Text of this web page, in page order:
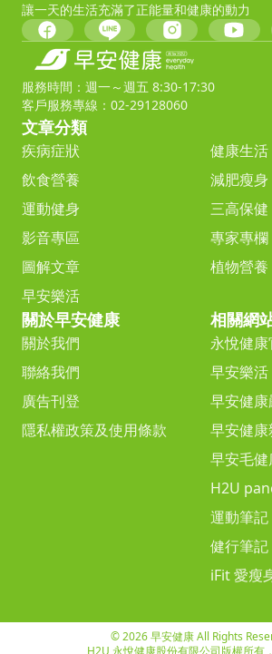
讓一天的生活充滿了正能量和健康的動力
服務時間：週一～週五 8:30-17:30
客戶服務專線：02-29128060
文章分類
疾病症狀
健康生活
飲食營養
減肥瘦身
運動健身
三高保健
影音專區
專家專欄
圖解文章
植物營養
早安樂活
關於早安健康
關於我們
聯絡我們
廣告刊登
隱私權政策及使用條款
相關網
永悅健康
早安樂活
早安健康
早安健
早安毛健
H2U
運動筆記
健行筆記
iFit 愛瘦
© 2026 早安健康 All Rights
H2U 永悅健康股份有限公司版權所有